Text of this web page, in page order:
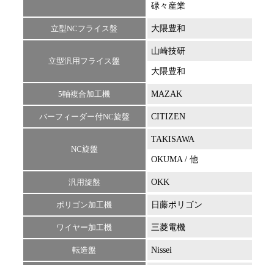
碌々産業
立型NCフライス盤 大隈豊和
立型汎用フライス盤
山崎技研
大隈豊和
5軸複合加工機 MAZAK
バーフィーダー付NC旋盤 CITIZEN
NC旋盤
TAKISAWA
OKUMA / 他
汎用旋盤 OKK
ポリゴン加工機 日藤ポリゴン
ワイヤー加工機 三菱電機
転造盤 Nissei